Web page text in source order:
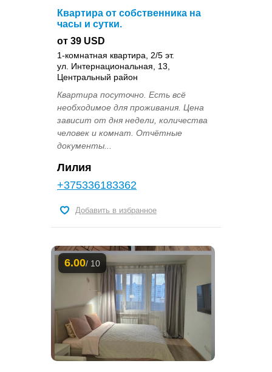
Квартира от собственника на
часы и сутки.
от 39 USD
1-комнатная квартира, 2/5 эт.
ул. Интернациональная, 13,
Центральный район
Квартира посуточно. Есть всё
необходимое для проживания. Цена
зависит от дня недели, количества
человек и комнат. Отчётные
документы...
Лилия
+375336183362
Добавить в избранное
6.00/ 10